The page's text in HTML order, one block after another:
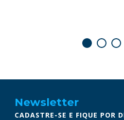
Newsletter
CADASTRE-SE E FIQUE POR